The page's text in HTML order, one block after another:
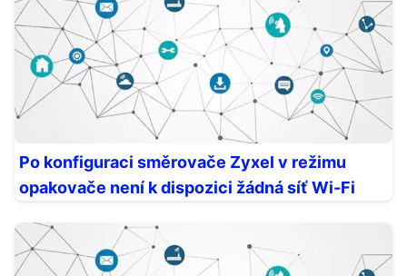
Po konfiguraci směrovače Zyxel v režimu
opakovače není k dispozici žádná síť Wi-Fi